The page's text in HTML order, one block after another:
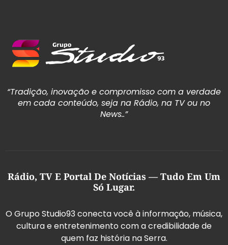
“Tradição, inovação e compromisso com a verdade
em cada conteúdo, seja na Rádio, na TV ou no
News..”
Rádio, TV E Portal De Notícias — Tudo Em Um
Só Lugar.
O Grupo Studio93 conecta você à informação, música,
cultura e entretenimento com a credibilidade de
quem faz história na Serra.